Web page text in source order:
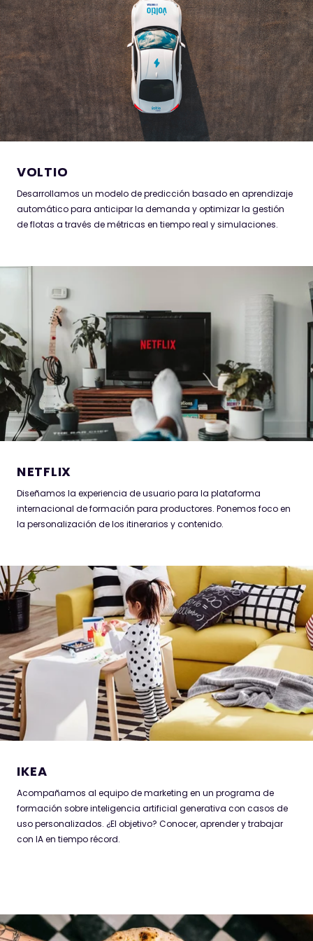
VOLTIO
Desarrollamos un modelo de predicción basado en aprendizaje
automático para anticipar la demanda y optimizar la gestión
de flotas a través de métricas en tiempo real y simulaciones.
Desarrollamos un modelo de predicción basado en aprendizaje
automático para anticipar la demanda y optimizar la gestión
de flotas a través de métricas en tiempo real y simulaciones.
NETFLIX
Diseñamos la experiencia de usuario para la plataforma
internacional de formación para productores. Ponemos foco en
la personalización de los itinerarios y contenido.
EL TÍTULO PUEDE VARIAR
IKEA
Acompañamos al equipo de marketing en un programa de
formación sobre inteligencia artificial generativa con casos de
uso personalizados. ¿El objetivo? Conocer, aprender y trabajar
con IA en tiempo récord.
IKEA
Acompañamos al equipo de marketing en un programa de
formación sobre inteligencia artificial generativa con casos de
uso personalizados. ¿El objetivo? Conocer, aprender y trabajar
con IA en tiempo récord.